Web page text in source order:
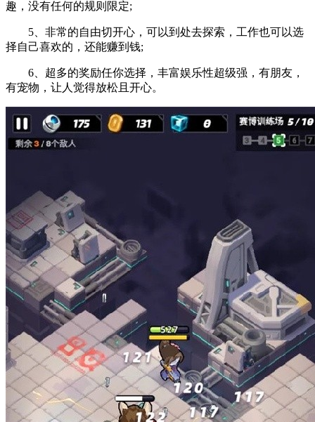
趣，没有任何的规则限定;
5、非常的自由切开心，可以到处去探索，工作也可以选
择自己喜欢的，还能赚到钱;
6、超多的奖励任你选择，丰富娱乐性超级强，有朋友，
有宠物，让人觉得放松且开心。